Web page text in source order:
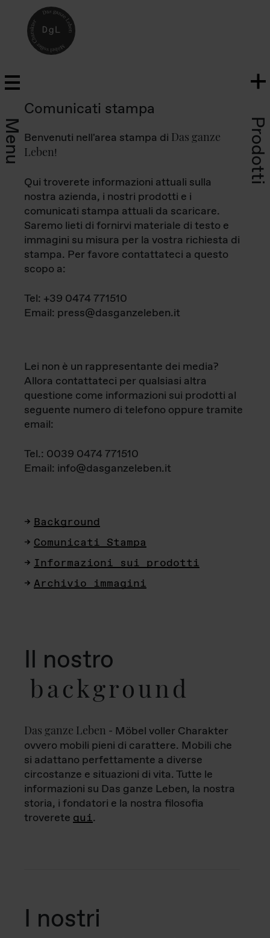
Menu Prodotti
Comunicati stampa
Benvenuti nell'area stampa di Das ganze
Leben!
Qui troverete informazioni attuali sulla
nostra azienda, i nostri prodotti e i
comunicati stampa attuali da scaricare.
Saremo lieti di fornirvi materiale di testo e
immagini su misura per la vostra richiesta di
stampa. Per favore contattateci a questo
scopo a:
Tel: +39 0474 771510
Email: press@dasganzeleben.it
Lei non è un rappresentante dei media?
Allora contattateci per qualsiasi altra
questione come informazioni sui prodotti al
seguente numero di telefono oppure tramite
email:
Tel.: 0039 0474 771510
Email: info@dasganzeleben.it
Background
Comunicati Stampa
Informazioni sui prodotti
Archivio immagini
Il nostro
background
Das ganze Leben - Möbel voller Charakter
ovvero mobili pieni di carattere. Mobili che
si adattano perfettamente a diverse
circostanze e situazioni di vita. Tutte le
informazioni su Das ganze Leben, la nostra
storia, i fondatori e la nostra filosofia
troverete qui.
I nostri